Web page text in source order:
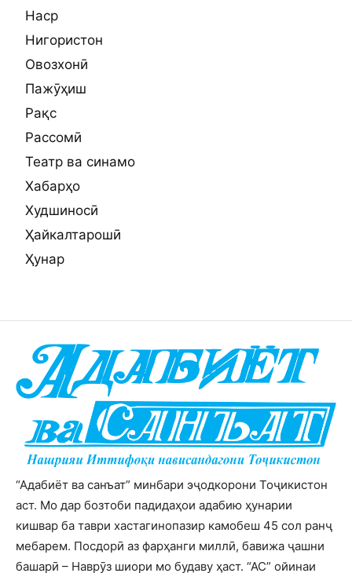
Наср
Нигористон
Овозхонӣ
Пажӯҳиш
Рақс
Рассомӣ
Театр ва синамо
Хабарҳо
Худшиносӣ
Ҳайкалтарошӣ
Ҳунар
“Адабиёт ва санъат” минбари эҷодкорони Тоҷикистон
аст. Мо дар бозтоби падидаҳои адабию ҳунарии
кишвар ба таври хастагинопазир камобеш 45 сол ранҷ
мебарем. Посдорӣ аз фарҳанги миллӣ, бавижа ҷашни
башарӣ – Наврӯз шиори мо будаву ҳаст. “АС” ойинаи